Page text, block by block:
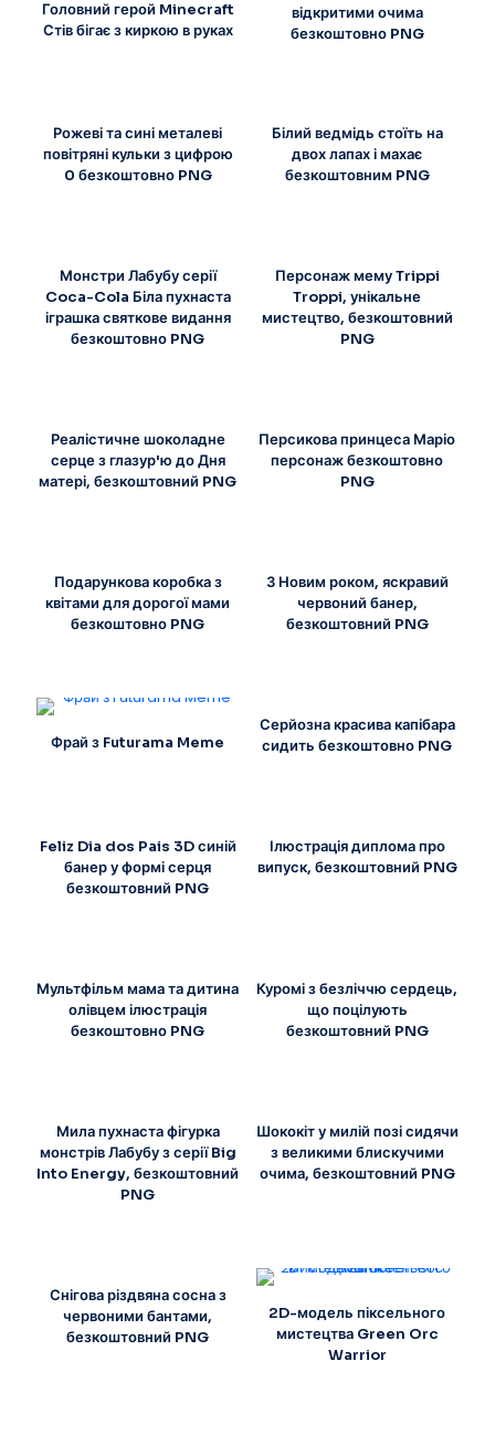
Головний герой Minecraft
Стів бігає з киркою в руках
відкритими очима
безкоштовно PNG
Рожеві та сині металеві
повітряні кульки з цифрою
0 безкоштовно PNG
Білий ведмідь стоїть на
двох лапах і махає
безкоштовним PNG
Монстри Лабубу серії
Coca-Cola Біла пухнаста
іграшка святкове видання
безкоштовно PNG
Персонаж мему Trippi
Troppi, унікальне
мистецтво, безкоштовний
PNG
Реалістичне шоколадне
серце з глазур'ю до Дня
матері, безкоштовний PNG
Персикова принцеса Маріо
персонаж безкоштовно
PNG
Подарункова коробка з
квітами для дорогої мами
безкоштовно PNG
З Новим роком, яскравий
червоний банер,
безкоштовний PNG
Фрай з Futurama Meme
Серйозна красива капібара
сидить безкоштовно PNG
Feliz Dia dos Pais 3D синій
банер у формі серця
безкоштовний PNG
Ілюстрація диплома про
випуск, безкоштовний PNG
Мультфільм мама та дитина
олівцем ілюстрація
безкоштовно PNG
Куромі з безліччю сердець,
що поцілують
безкоштовний PNG
Мила пухнаста фігурка
монстрів Лабубу з серії Big
Into Energy, безкоштовний
PNG
Шококіт у милій позі сидячи
з великими блискучими
очима, безкоштовний PNG
Снігова різдвяна сосна з
червоними бантами,
безкоштовний PNG
2D-модель піксельного
мистецтва Green Orc
Warrior